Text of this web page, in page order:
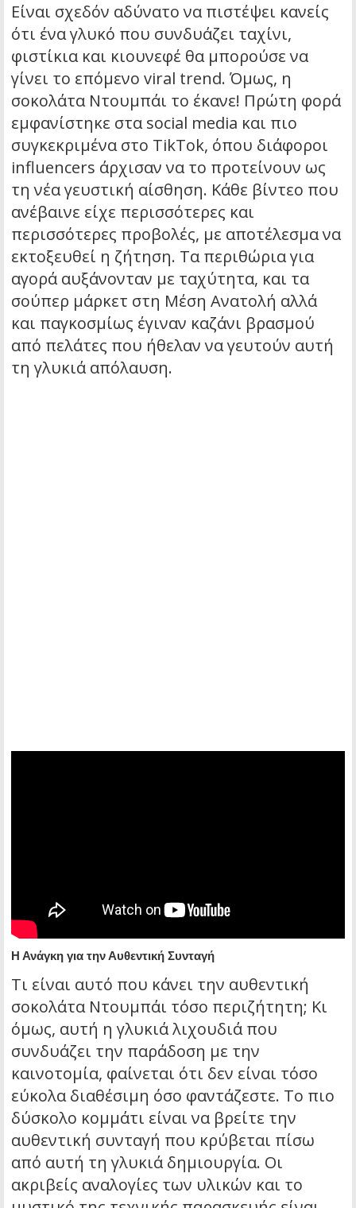
Είναι σχεδόν αδύνατο να πιστέψει κανείς
ότι ένα γλυκό που συνδυάζει ταχίνι,
φιστίκια και κιουνεφέ θα μπορούσε να
γίνει το επόμενο viral trend. Όμως, η
σοκολάτα Ντουμπάι το έκανε! Πρώτη φορά
εμφανίστηκε στα social media και πιο
συγκεκριμένα στο TikTok, όπου διάφοροι
influencers άρχισαν να το προτείνουν ως
τη νέα γευστική αίσθηση. Κάθε βίντεο που
ανέβαινε είχε περισσότερες και
περισσότερες προβολές, με αποτέλεσμα να
εκτοξευθεί η ζήτηση. Τα περιθώρια για
αγορά αυξάνονταν με ταχύτητα, και τα
σούπερ μάρκετ στη Μέση Ανατολή αλλά
και παγκοσμίως έγιναν καζάνι βρασμού
από πελάτες που ήθελαν να γευτούν αυτή
τη γλυκιά απόλαυση.
Η Ανάγκη για την Αυθεντική Συνταγή
Τι είναι αυτό που κάνει την αυθεντική
σοκολάτα Ντουμπάι τόσο περιζήτητη; Κι
όμως, αυτή η γλυκιά λιχουδιά που
συνδυάζει την παράδοση με την
καινοτομία, φαίνεται ότι δεν είναι τόσο
εύκολα διαθέσιμη όσο φαντάζεστε. Το πιο
δύσκολο κομμάτι είναι να βρείτε την
αυθεντική συνταγή που κρύβεται πίσω
από αυτή τη γλυκιά δημιουργία. Οι
ακριβείς αναλογίες των υλικών και το